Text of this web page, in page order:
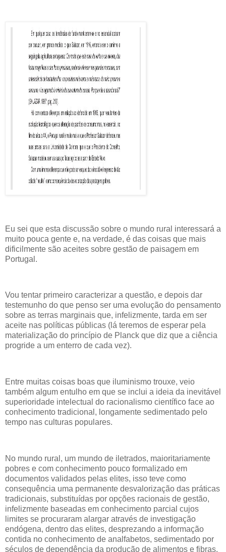
Eu sei que esta discussão sobre o mundo rural interessará a
muito pouca gente e, na verdade, é das coisas que mais
dificilmente são aceites sobre gestão de paisagem em
Portugal.
Vou tentar primeiro caracterizar a questão, e depois dar
testemunho do que penso ser uma evolução do pensamento
sobre as terras marginais que, infelizmente, tarda em ser
aceite nas políticas públicas (lá teremos de esperar pela
materialização do princípio de Planck que diz que a ciência
progride a um enterro de cada vez).
Entre muitas coisas boas que iluminismo trouxe, veio
também algum entulho em que se inclui a ideia da inevitável
superioridade intelectual do racionalismo científico face ao
conhecimento tradicional, longamente sedimentado pelo
tempo nas culturas populares.
No mundo rural, um mundo de iletrados, maioritariamente
pobres e com conhecimento pouco formalizado em
documentos validados pelas elites, isso teve como
consequência uma permanente desvalorização das práticas
tradicionais, substituídas por opções racionais de gestão,
infelizmente baseadas em conhecimento parcial cujos
limites se procuraram alargar através de investigação
endógena, dentro das elites, desprezando a informação
contida no conhecimento de analfabetos, sedimentado por
séculos de dependência da produção de alimentos e fibras.